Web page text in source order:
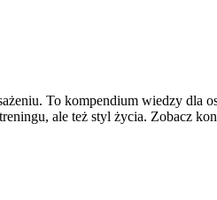
To kompendium wiedzy dla
ale też styl życia. Zobacz